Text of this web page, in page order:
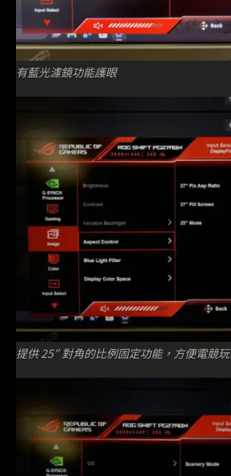
有藍光濾鏡功能護眼
提供 25″ 對角的比例固定功能，方便電競